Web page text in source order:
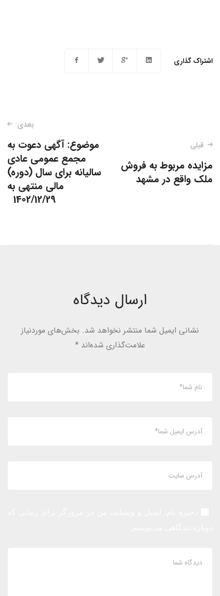
اشتراک گذاری
نوشته‌
قبلی
مزایده مربوط به فروش
ملک واقع در مشهد
بعدی
موضوع: آگهی دعوت به
مجمع عمومی عادی
سالیانه برای سال (دوره)
مالی منتهی به
1402/12/29
ارسال دیدگاه
نشانی ایمیل شما منتشر نخواهد شد. بخش‌های موردنیاز
علامت‌گذاری شده‌اند*